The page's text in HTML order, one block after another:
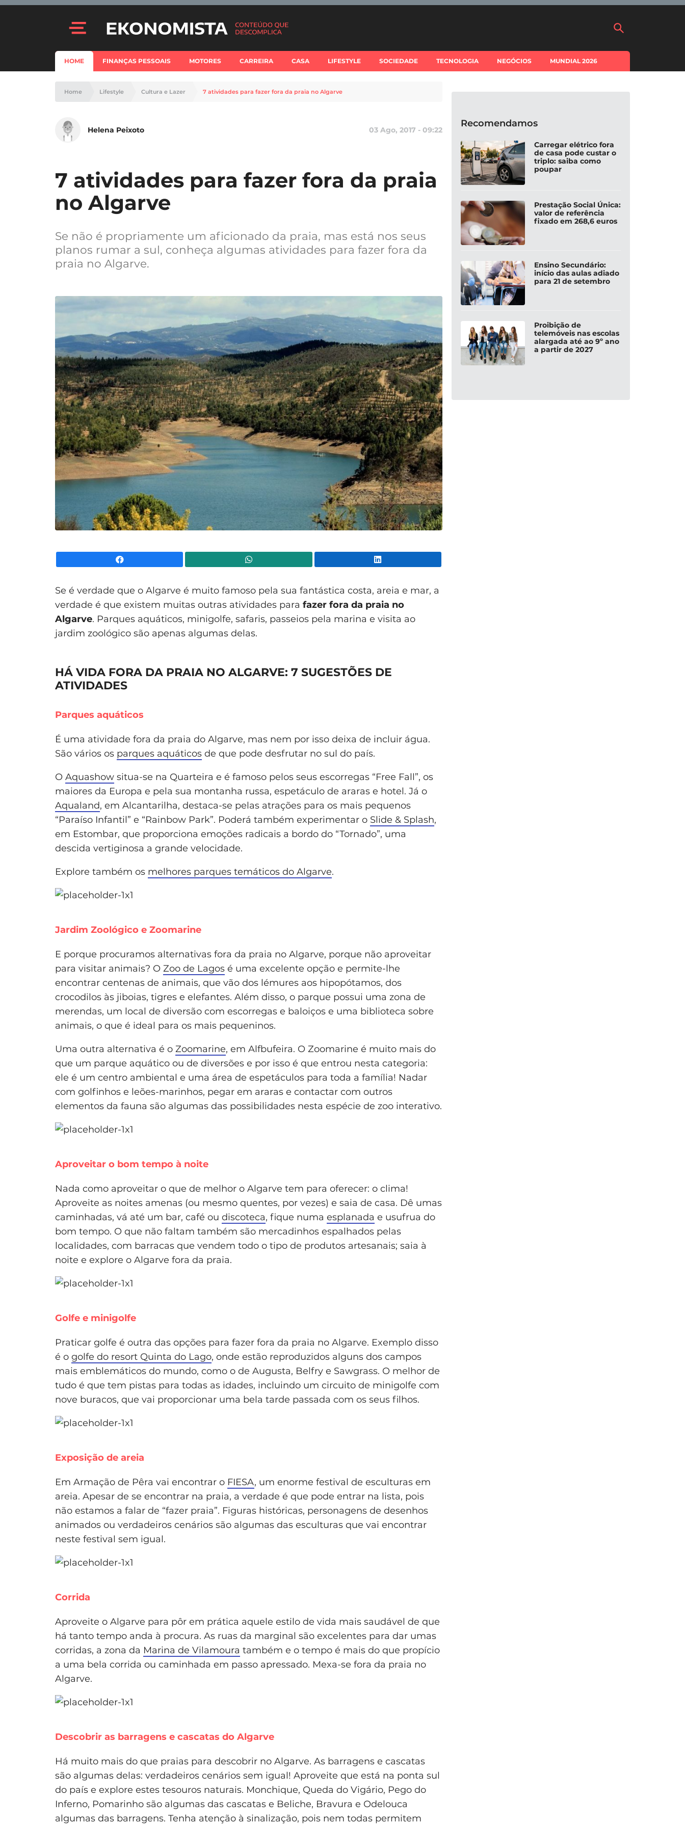
HOME FINANÇAS PESSOAIS MOTORES CARREIRA CASA LIFESTYLE SOCIEDADE TECNOLOGIA NEGÓCIOS MUNDIAL 2026
Home Lifestyle Cultura e Lazer 7 atividades para fazer fora da praia no Algarve
Helena Peixoto 03 Ago, 2017 - 09:22
7 atividades para fazer fora da praia
no Algarve
Se não é propriamente um aficionado da praia, mas está nos seus
planos rumar a sul, conheça algumas atividades para fazer fora da
praia no Algarve.
Se é verdade que o Algarve é muito famoso pela sua fantástica costa, areia e mar, a
verdade é que existem muitas outras atividades para fazer fora da praia no
Algarve. Parques aquáticos, minigolfe, safaris, passeios pela marina e visita ao
jardim zoológico são apenas algumas delas.
HÁ VIDA FORA DA PRAIA NO ALGARVE: 7 SUGESTÕES DE
ATIVIDADES
Parques aquáticos
É uma atividade fora da praia do Algarve, mas nem por isso deixa de incluir água.
São vários os parques aquáticos de que pode desfrutar no sul do país.
O Aquashow situa-se na Quarteira e é famoso pelos seus escorregas “Free Fall”, os
maiores da Europa e pela sua montanha russa, espetáculo de araras e hotel. Já o
Aqualand, em Alcantarilha, destaca-se pelas atrações para os mais pequenos
“Paraíso Infantil” e “Rainbow Park”. Poderá também experimentar o Slide & Splash,
em Estombar, que proporciona emoções radicais a bordo do “Tornado”, uma
descida vertiginosa a grande velocidade.
Explore também os melhores parques temáticos do Algarve.
Jardim Zoológico e Zoomarine
E porque procuramos alternativas fora da praia no Algarve, porque não aproveitar
para visitar animais? O Zoo de Lagos é uma excelente opção e permite-lhe
encontrar centenas de animais, que vão dos lémures aos hipopótamos, dos
crocodilos às jiboias, tigres e elefantes. Além disso, o parque possui uma zona de
merendas, um local de diversão com escorregas e baloiços e uma biblioteca sobre
animais, o que é ideal para os mais pequeninos.
Uma outra alternativa é o Zoomarine, em Alfbufeira. O Zoomarine é muito mais do
que um parque aquático ou de diversões e por isso é que entrou nesta categoria:
ele é um centro ambiental e uma área de espetáculos para toda a família! Nadar
com golfinhos e leões-marinhos, pegar em araras e contactar com outros
elementos da fauna são algumas das possibilidades nesta espécie de zoo interativo.
Aproveitar o bom tempo à noite
Nada como aproveitar o que de melhor o Algarve tem para oferecer: o clima!
Aproveite as noites amenas (ou mesmo quentes, por vezes) e saia de casa. Dê umas
caminhadas, vá até um bar, café ou discoteca, fique numa esplanada e usufrua do
bom tempo. O que não faltam também são mercadinhos espalhados pelas
localidades, com barracas que vendem todo o tipo de produtos artesanais; saia à
noite e explore o Algarve fora da praia.
Golfe e minigolfe
Praticar golfe é outra das opções para fazer fora da praia no Algarve. Exemplo disso
é o golfe do resort Quinta do Lago, onde estão reproduzidos alguns dos campos
mais emblemáticos do mundo, como o de Augusta, Belfry e Sawgrass. O melhor de
tudo é que tem pistas para todas as idades, incluindo um circuito de minigolfe com
nove buracos, que vai proporcionar uma bela tarde passada com os seus filhos.
Exposição de areia
Em Armação de Pêra vai encontrar o FIESA, um enorme festival de esculturas em
areia. Apesar de se encontrar na praia, a verdade é que pode entrar na lista, pois
não estamos a falar de “fazer praia”. Figuras históricas, personagens de desenhos
animados ou verdadeiros cenários são algumas das esculturas que vai encontrar
neste festival sem igual.
Corrida
Aproveite o Algarve para pôr em prática aquele estilo de vida mais saudável de que
há tanto tempo anda à procura. As ruas da marginal são excelentes para dar umas
corridas, a zona da Marina de Vilamoura também e o tempo é mais do que propício
a uma bela corrida ou caminhada em passo apressado. Mexa-se fora da praia no
Algarve.
Descobrir as barragens e cascatas do Algarve
Há muito mais do que praias para descobrir no Algarve. As barragens e cascatas
são algumas delas: verdadeiros cenários sem igual! Aproveite que está na ponta sul
do país e explore estes tesouros naturais. Monchique, Queda do Vigário, Pego do
Inferno, Pomarinho são algumas das cascatas e Beliche, Bravura e Odelouca
algumas das barragens. Tenha atenção à sinalização, pois nem todas permitem
Recomendamos
Carregar elétrico fora
de casa pode custar o
triplo: saiba como
poupar
Prestação Social Única:
valor de referência
fixado em 268,6 euros
Ensino Secundário:
início das aulas adiado
para 21 de setembro
Proibição de
telemóveis nas escolas
alargada até ao 9º ano
a partir de 2027